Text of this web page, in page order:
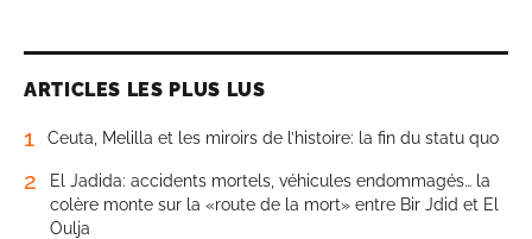
ARTICLES LES PLUS LUS
1 Ceuta, Melilla et les miroirs de l’histoire: la fin du statu quo
2
El Jadida: accidents mortels, véhicules endommagés… la
colère monte sur la «route de la mort» entre Bir Jdid et El
Oulja